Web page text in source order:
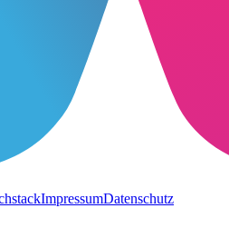
ImpressumDatenschutz